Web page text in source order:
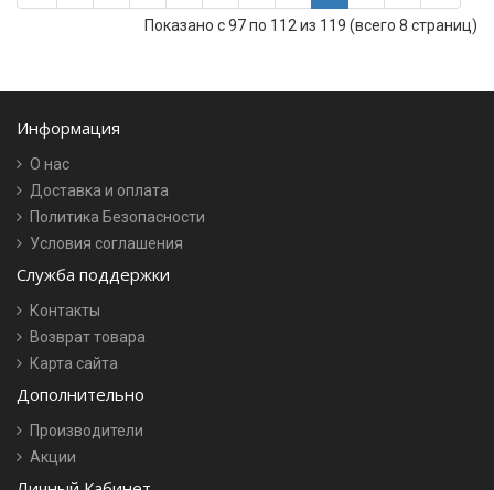
Показано с 97 по 112 из 119 (всего 8 страниц)
Информация
О нас
Доставка и оплата
Политика Безопасности
Условия соглашения
Служба поддержки
Контакты
Возврат товара
Карта сайта
Дополнительно
Производители
Акции